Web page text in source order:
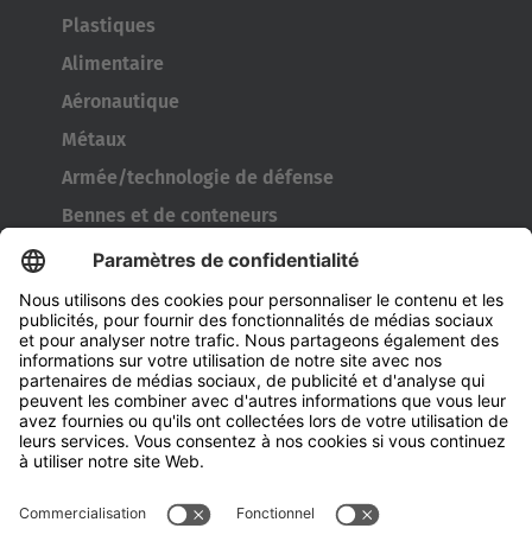
Plastiques
Alimentaire
Aéronautique
Métaux
Armée/technologie de défense
Bennes et de conteneurs
Outils de l’industrie pneumatique
Transporteur de bobines
Portes et fenêtres
Entreprise
À propos d' HUBTEX
À propos d' HUBTEX France